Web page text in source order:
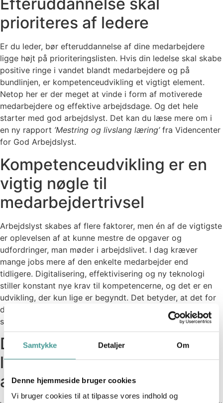
Samtykke Detaljer Om
Denne hjemmeside bruger cookies
Vi bruger cookies til at tilpasse vores indhold og
Efteruddannelse skal
prioriteres af ledere
Er du leder, bør efteruddannelse af dine medarbejdere
ligge højt på prioriteringslisten. Hvis din ledelse skal skabe
positive ringe i vandet blandt medarbejdere og på
bundlinjen, er kompetenceudvikling et vigtigt element.
Netop her er der meget at vinde i form af motiverede
medarbejdere og effektive arbejdsdage. Og det hele
starter med god arbejdslyst. Det kan du læse mere om i
en ny rapport ’Mestring og livslang læring’fra Videncenter
for God Arbejdslyst.
Kompetenceudvikling er en
vigtig nøgle til
medarbejdertrivsel
Arbejdslyst skabes af flere faktorer, men én af de vigtigste
er oplevelsen af at kunne mestre de opgaver og
udfordringer, man møder i arbejdslivet. I dag kræver
mange jobs mere af den enkelte medarbejder end
tidligere. Digitalisering, effektivisering og ny teknologi
stiller konstant nye krav til kompetencerne, og det er en
udvikling, der kun lige er begyndt. Det betyder, at det for
de fleste er blevet endnu vigtigere at udvikle de faglige
såvel som sociale og personlige kompetencer.
Det starter med dig som
leder, men det er ikke kun dit
ansvar